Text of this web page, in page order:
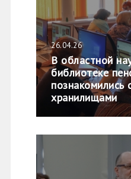
26.04.26
В областной
библиотеке
познакомились
хранилищами